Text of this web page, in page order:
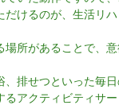
だけるのが、生活リ
場所があることで、
、排せつといった毎
るアクティビティサ